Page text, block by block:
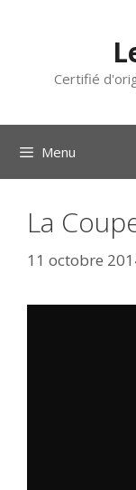
Certifié
Menu
La
11 octobre